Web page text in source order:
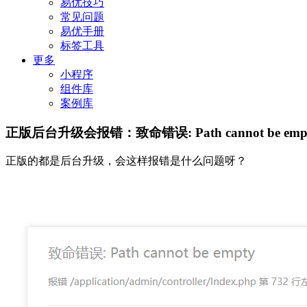
易优技巧
常见问题
易优手册
标签工具
更多
小程序
组件库
案例库
正版后台升级会报错：致命错误: Path cannot be
正版的都是后台升级，会这样报错是什么问题呀？